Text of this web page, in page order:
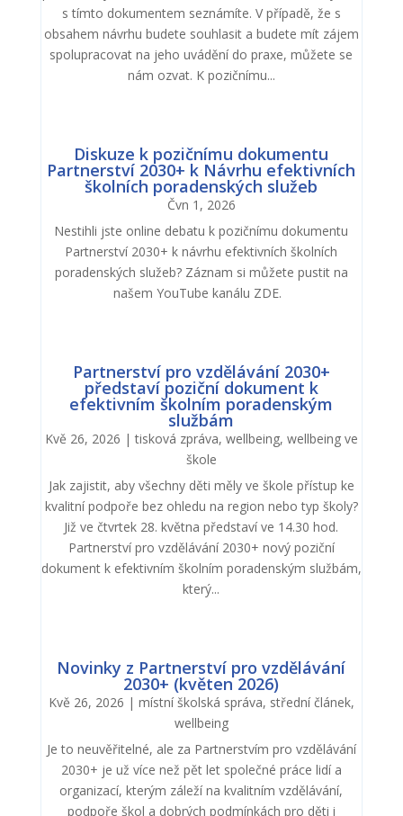
s tímto dokumentem seznámíte. V případě, že s
obsahem návrhu budete souhlasit a budete mít zájem
spolupracovat na jeho uvádění do praxe, můžete se
nám ozvat. K pozičnímu...
Diskuze k pozičnímu dokumentu
Partnerství 2030+ k Návrhu efektivních
školních poradenských služeb
Čvn 1, 2026
Nestihli jste online debatu k pozičnímu dokumentu
Partnerství 2030+ k návrhu efektivních školních
poradenských služeb? Záznam si můžete pustit na
našem YouTube kanálu ZDE.
Partnerství pro vzdělávání 2030+
představí poziční dokument k
efektivním školním poradenským
službám
Kvě 26, 2026 |tisková zpráva, wellbeing, wellbeing ve
škole
Jak zajistit, aby všechny děti měly ve škole přístup ke
kvalitní podpoře bez ohledu na region nebo typ školy?
Již ve čtvrtek 28. května představí ve 14.30 hod.
Partnerství pro vzdělávání 2030+ nový poziční
dokument k efektivním školním poradenským službám,
který...
Novinky z Partnerství pro vzdělávání
2030+ (květen 2026)
Kvě 26, 2026 | místní školská správa, střední článek,
wellbeing
Je to neuvěřitelné, ale za Partnerstvím pro vzdělávání
2030+ je už více než pět let společné práce lidí a
organizací, kterým záleží na kvalitním vzdělávání,
podpoře škol a dobrých podmínkách pro děti i